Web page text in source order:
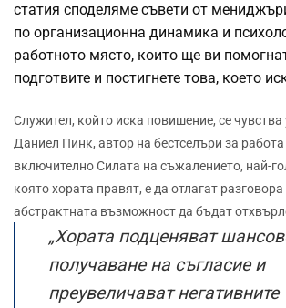
статия споделяме съвети от
по организационна динамика и
работното място, които ще ви
подготвите и постигнете това, което
Служител, който иска повишение, се
Даниел Пинк, автор на бестселъри за работа
включително Силата на съжалението, най-
която хората правят, е да отлагат
абстрактната възможност да бъдат
„Хората подценяват
получаване на съгласие и
преувеличават негативните